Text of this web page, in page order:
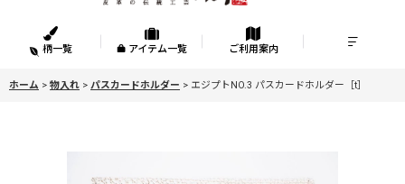
柄一覧 アイテム一覧 ご利用案内
ホーム > 物入れ > パスカードホルダー > エジプトNO.3 パスカードホルダー［t］